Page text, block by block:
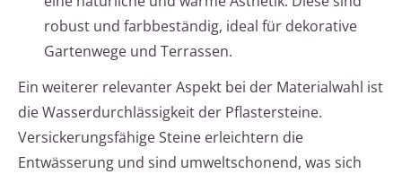
robust und farbbeständig, ideal für dekorative
Gartenwege und Terrassen.
Ein weiterer relevanter Aspekt bei der Materialwahl ist
die Wasserdurchlässigkeit der Pflastersteine.
Versickerungsfähige Steine erleichtern die
Entwässerung und sind umweltschonend, was sich